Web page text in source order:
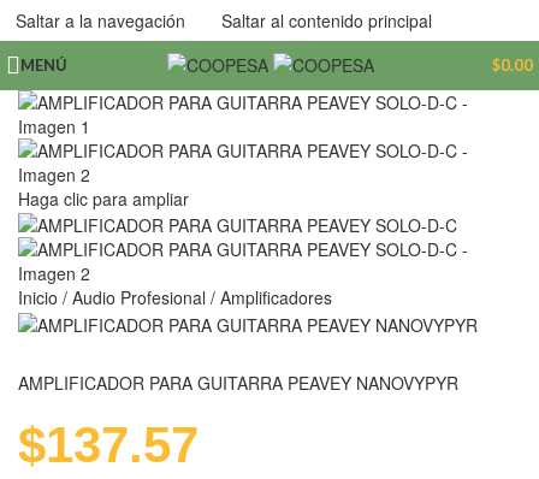
Saltar a la navegación Saltar al contenido principal
MENÚ $0.00
Haga clic para ampliar
Inicio / Audio Profesional / Amplificadores
AMPLIFICADOR PARA GUITARRA PEAVEY NANOVYPYR
$137.57